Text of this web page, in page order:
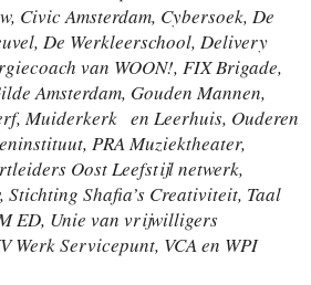
Civic Amsterdam, Cybersoek, De
De Werkleerschool, Delivery
van WOON!, FIX Brigade,
Amsterdam, Gouden Mannen,
Muiderkerk en Leerhuis, Ouderen
PRA Muziektheater,
Oost Leefstijl netwerk,
Shafia’s Creativiteit, Taal
ED, Unie van vrijwilligers
Werk Servicepunt, VCA en WPI